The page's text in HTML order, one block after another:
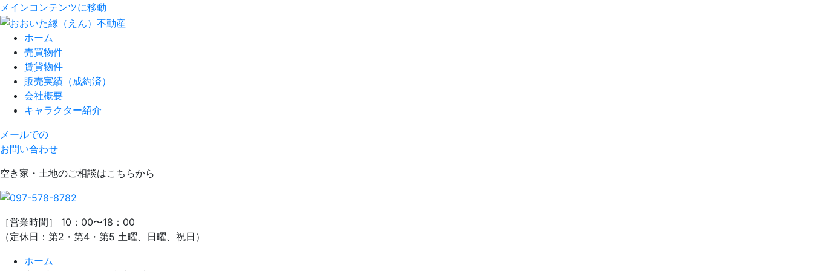
メインコンテンツに移動
ホーム
売買物件
賃貸物件
販売実績（成約済）
会社概要
キャラクター紹介
メールでの
お問い合わせ
空き家・土地のご相談はこちらから
［営業時間］ 10：00〜18：00
（定休日：第2・第4・第5 土曜、日曜、祝日）
ホーム